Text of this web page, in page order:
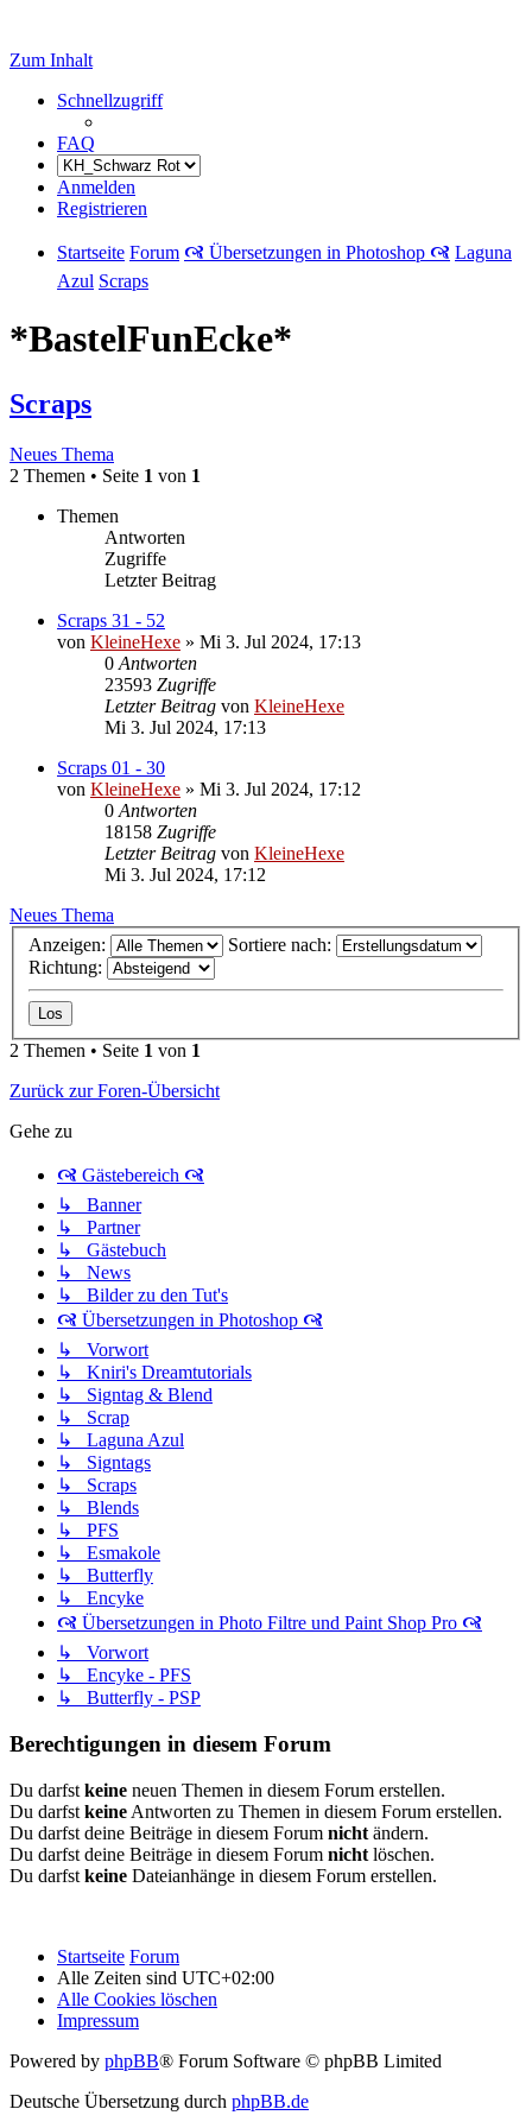
Zum Inhalt
Schnellzugriff
FAQ
Anmelden
Registrieren
Startseite Forum 🙧 Übersetzungen in Photoshop 🙧 Laguna
Azul Scraps
*BastelFunEcke*
Scraps
Neues Thema
2 Themen • Seite 1 von 1
Themen
Antworten
Zugriffe
Letzter Beitrag
Scraps 31 - 52
von KleineHexe » Mi 3. Jul 2024, 17:13
0 Antworten
23593 Zugriffe
Letzter Beitrag von KleineHexe
Mi 3. Jul 2024, 17:13
Scraps 01 - 30
von KleineHexe » Mi 3. Jul 2024, 17:12
0 Antworten
18158 Zugriffe
Letzter Beitrag von KleineHexe
Mi 3. Jul 2024, 17:12
Neues Thema
Anzeigen:
Sortiere nach:
Richtung:
2 Themen • Seite 1 von 1
Zurück zur Foren-Übersicht
Gehe zu
🙧 Gästebereich 🙧
↳ Banner
↳ Partner
↳ Gästebuch
↳ News
↳ Bilder zu den Tut's
🙧 Übersetzungen in Photoshop 🙧
↳ Vorwort
↳ Kniri's Dreamtutorials
↳ Signtag & Blend
↳ Scrap
↳ Laguna Azul
↳ Signtags
↳ Scraps
↳ Blends
↳ PFS
↳ Esmakole
↳ Butterfly
↳ Encyke
🙧 Übersetzungen in Photo Filtre und Paint Shop Pro 🙧
↳ Vorwort
↳ Encyke - PFS
↳ Butterfly - PSP
Berechtigungen in diesem Forum
Du darfst keine neuen Themen in diesem Forum erstellen.
Du darfst keine Antworten zu Themen in diesem Forum erstellen.
Du darfst deine Beiträge in diesem Forum nicht ändern.
Du darfst deine Beiträge in diesem Forum nicht löschen.
Du darfst keine Dateianhänge in diesem Forum erstellen.
Startseite Forum
Alle Zeiten sind UTC+02:00
Alle Cookies löschen
Impressum
Powered by phpBB® Forum Software © phpBB Limited
Deutsche Übersetzung durch phpBB.de